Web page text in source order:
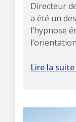
Directeur
a été un
l’hypnose
Lire la suite